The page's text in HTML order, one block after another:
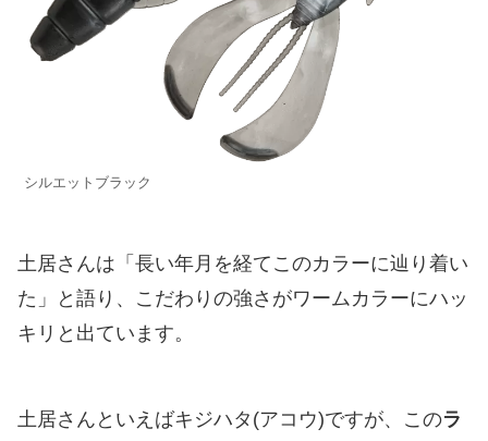
シルエットブラック
土居さんは「長い年月を経てこのカラーに辿り着い
た」と語り、こだわりの強さがワームカラーにハッ
キリと出ています。
土居さんといえばキジハタ(アコウ)ですが、このラ